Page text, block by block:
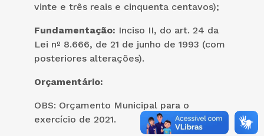
vinte e três reais e cinquenta centavos);
Fundamentação: Inciso II, do art. 24 da
Lei nº 8.666, de 21 de junho de 1993 (com
posteriores alterações).
Orçamentário:
OBS: Orçamento Municipal para o
exercício de 2021.